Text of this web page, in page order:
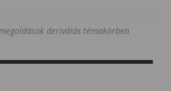
deriválás témakörben